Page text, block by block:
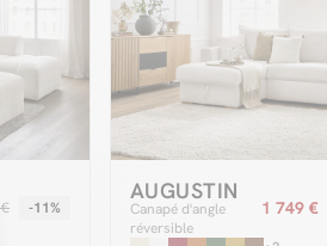
-11%
AUGUSTIN
Canapé d'angle
réversible
1 749 €